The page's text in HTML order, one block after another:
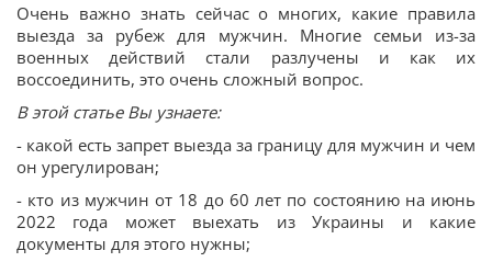
Очень важно знать сейчас о многих, какие правила
выезда за рубеж для мужчин. Многие семьи из-за
военных действий стали разлучены и как их
воссоединить, это очень сложный вопрос.
В этой статье Вы узнаете:
- какой есть запрет выезда за границу для мужчин и чем
он урегулирован;
- кто из мужчин от 18 до 60 лет по состоянию на июнь
2022 года может выехать из Украины и какие
документы для этого нужны;